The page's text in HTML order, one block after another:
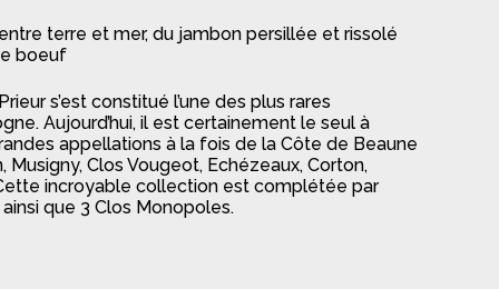
terre et mer, du jambon persillée et rissolé
boeuf
s’est constitué l’une des plus rares
Aujourd’hui, il est certainement le seul à
appellations à la fois de la Côte de Beaune
Clos Vougeot, Echézeaux, Corton,
incroyable collection est complétée par
que 3 Clos Monopoles.